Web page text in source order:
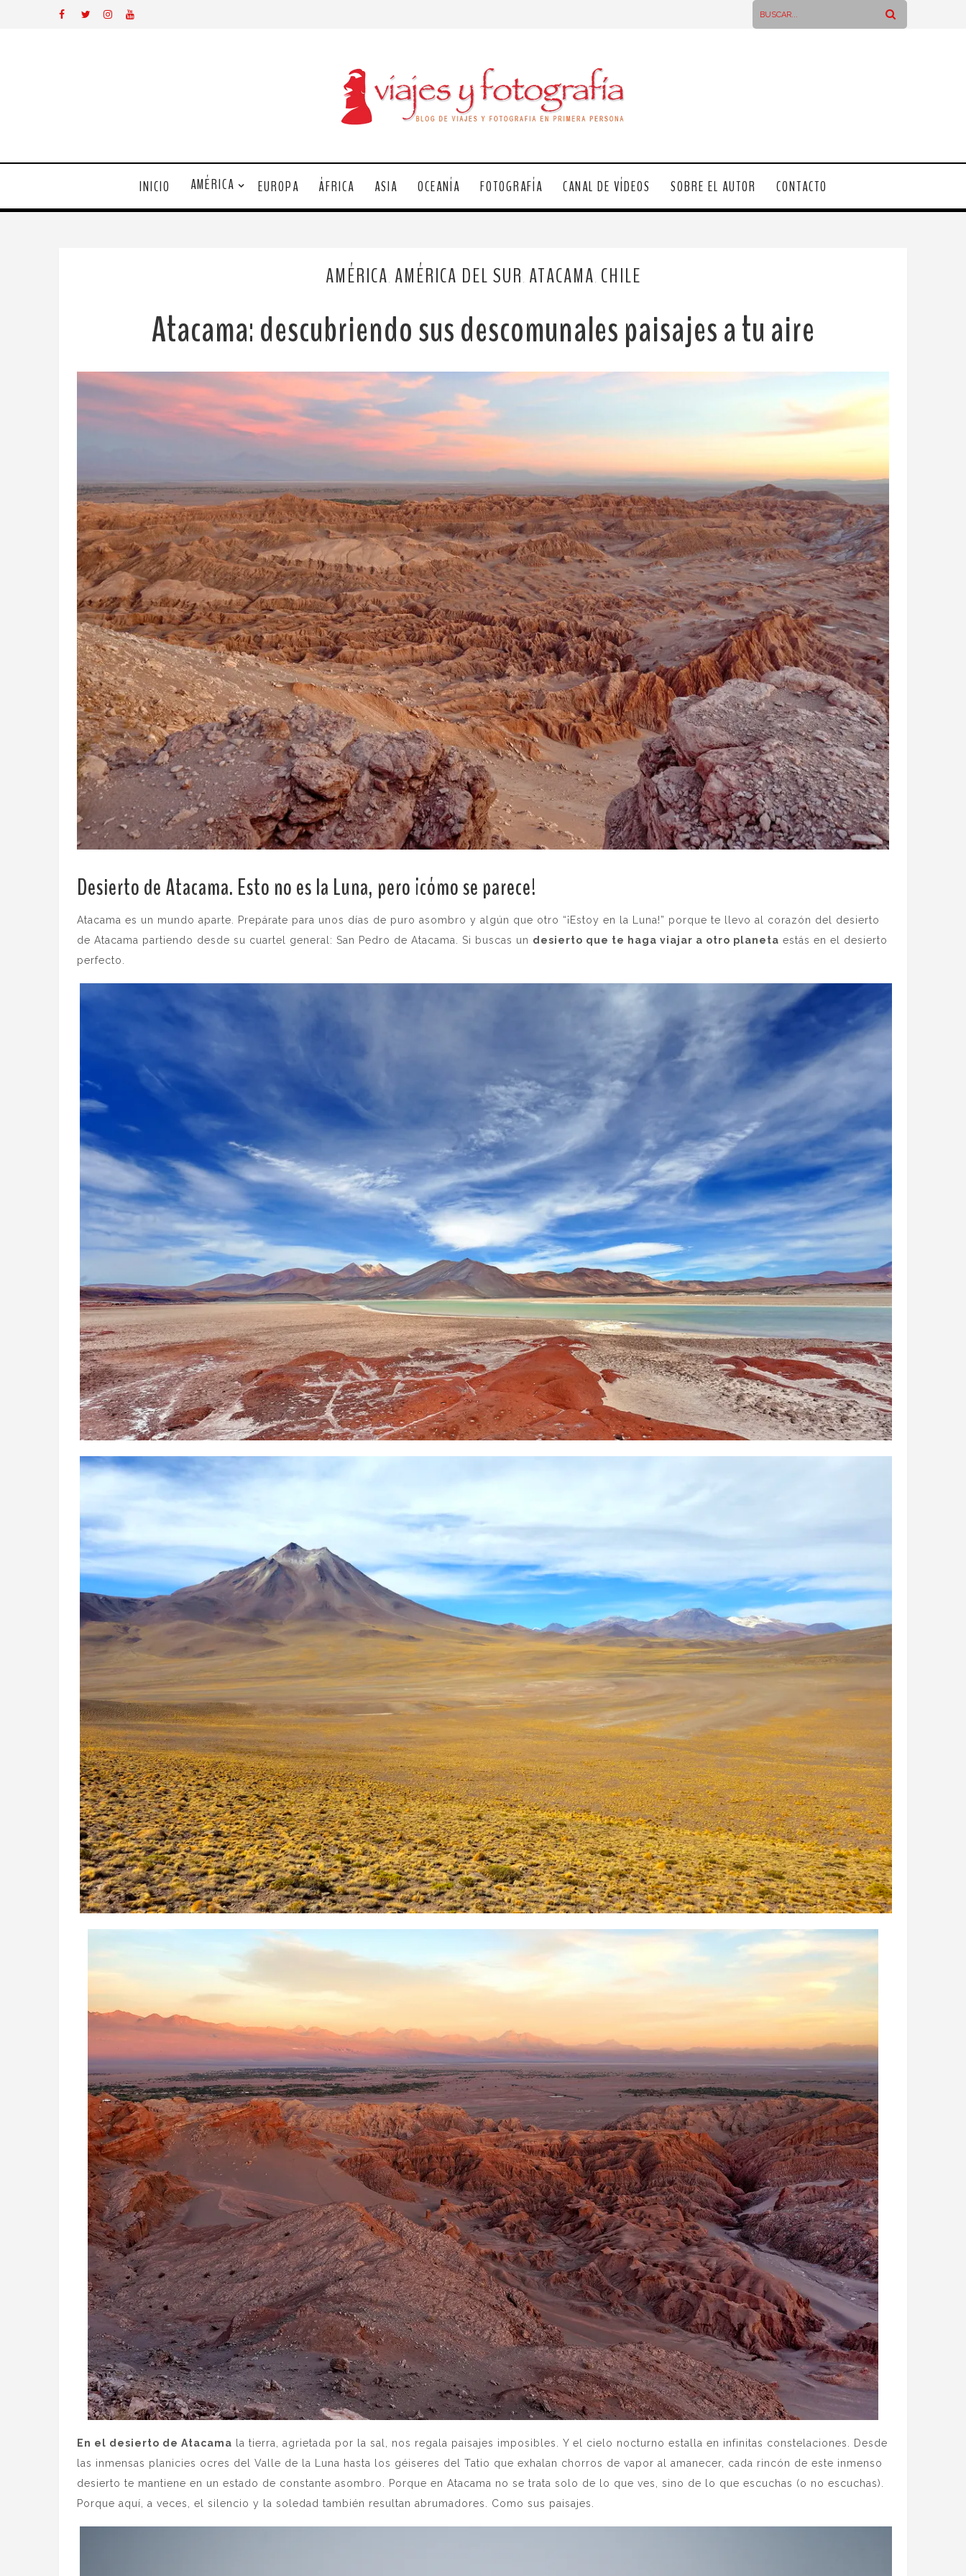
INICIO AMÉRICA EUROPA ÁFRICA ASIA OCEANÍA FOTOGRAFÍA CANAL DE VÍDEOS SOBRE EL AUTOR CONTACTO
AMÉRICA AMÉRICA DEL SUR ATACAMA CHILE
Atacama: descubriendo sus descomunales paisajes a tu aire
Desierto de Atacama. Esto no es la Luna, pero ¡cómo se parece!
Atacama es un mundo aparte. Prepárate para unos días de puro asombro y algún que otro “¡Estoy en la Luna!” porque te llevo al corazón del desierto
de Atacama partiendo desde su cuartel general: San Pedro de Atacama. Si buscas un desierto que te haga viajar a otro planeta estás en el desierto
perfecto.
En el desierto de Atacama la tierra, agrietada por la sal, nos regala paisajes imposibles. Y el cielo nocturno estalla en infinitas constelaciones. Desde
las inmensas planicies ocres del Valle de la Luna hasta los géiseres del Tatio que exhalan chorros de vapor al amanecer, cada rincón de este inmenso
desierto te mantiene en un estado de constante asombro. Porque en Atacama no se trata solo de lo que ves, sino de lo que escuchas (o no escuchas).
Porque aquí, a veces, el silencio y la soledad también resultan abrumadores. Como sus paisajes.